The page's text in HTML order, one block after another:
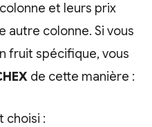
et leurs prix
autre colonne. Si vous
fruit spécifique, vous
de cette manière :
choisi :